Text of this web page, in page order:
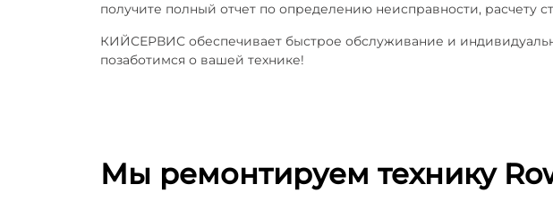
получите полный отчет по определению неисправности, расчету
КИЙСЕРВИС обеспечивает быстрое обслуживание и
позаботимся о вашей технике!
Мы ремонтируем технику